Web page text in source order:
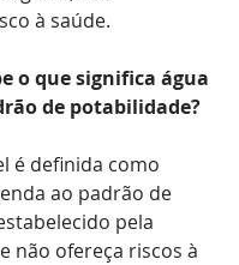
à saúde.
o que significa água
de potabilidade?
é definida como
ao padrão de
pela
não ofereça riscos à